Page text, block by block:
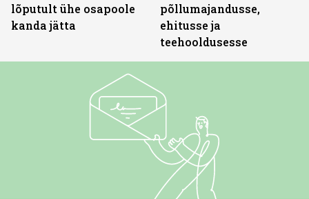
lõputult ühe osapoole
kanda jätta
põllumajandusse,
ehitusse ja
teehooldusesse